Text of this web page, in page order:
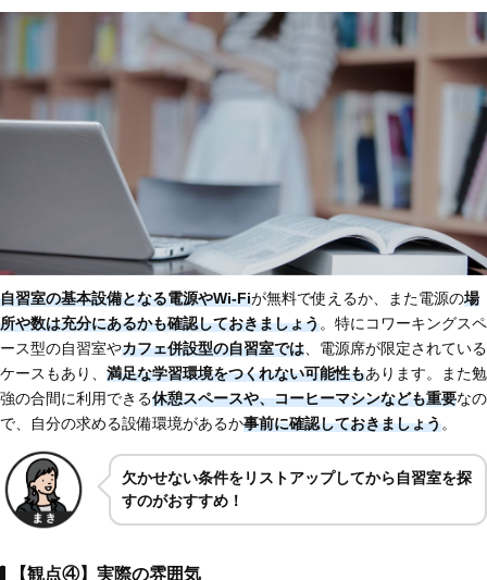
自習室の基本設備となる電源やWi-Fiが無料で使えるか、また電源の場
所や数は充分にあるかも確認しておきましょう。特にコワーキングスペ
ース型の自習室やカフェ併設型の自習室では 、電源席が限定されている
ケースもあり、 満足な学習環境をつくれない可能性もあります。また勉
強の合間に利用できる休憩スペースや、コーヒーマシンなども重要なの
で、自分の求める設備環境があるか事前に確認しておきましょう。
欠かせない条件をリストアップしてから自習室を探
すのがおすすめ！
【観点④】実際の雰囲気